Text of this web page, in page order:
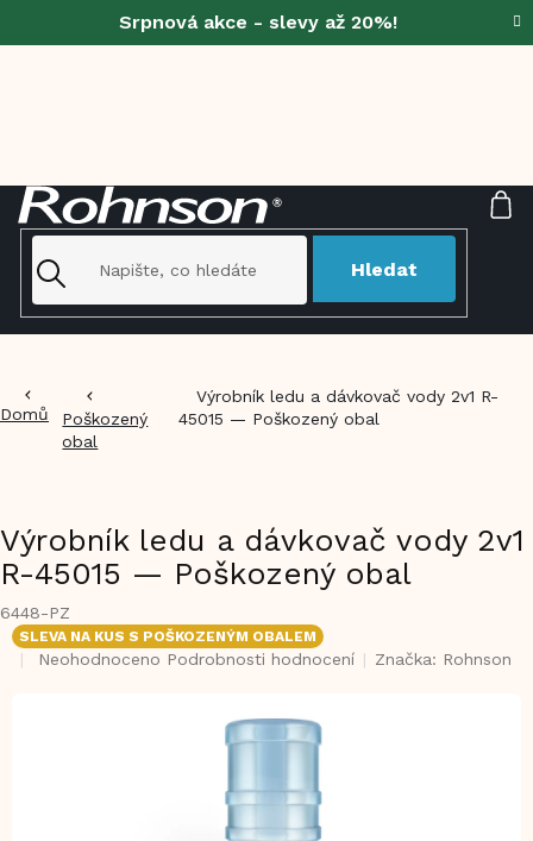
Srpnová akce - slevy až 20%!
Hledat
Domů
Poškozený
obal
Výrobník ledu a dávkovač vody 2v1 R-
45015 — Poškozený obal
Výrobník ledu a dávkovač vody 2v1
R-45015 — Poškozený obal
6448-PZ
SLEVA NA KUS S POŠKOZENÝM OBALEM
Průměrné
Neohodnoceno Podrobnosti hodnocení Značka: Rohnson